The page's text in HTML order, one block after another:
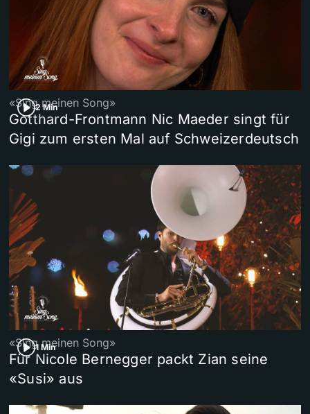
2 Min
«Sing meinen Song»
Gotthard-Frontmann Nic Maeder singt für
Gigi zum ersten Mal auf Schweizerdeutsch
1 Min
«Sing meinen Song»
Für Nicole Bernegger packt Zian seine
«Susi» aus